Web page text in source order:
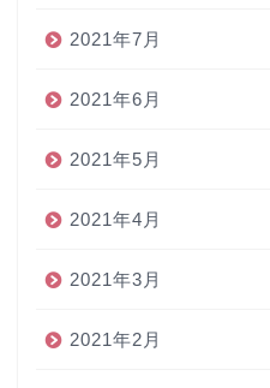
2021年7月
2021年6月
2021年5月
2021年4月
2021年3月
2021年2月